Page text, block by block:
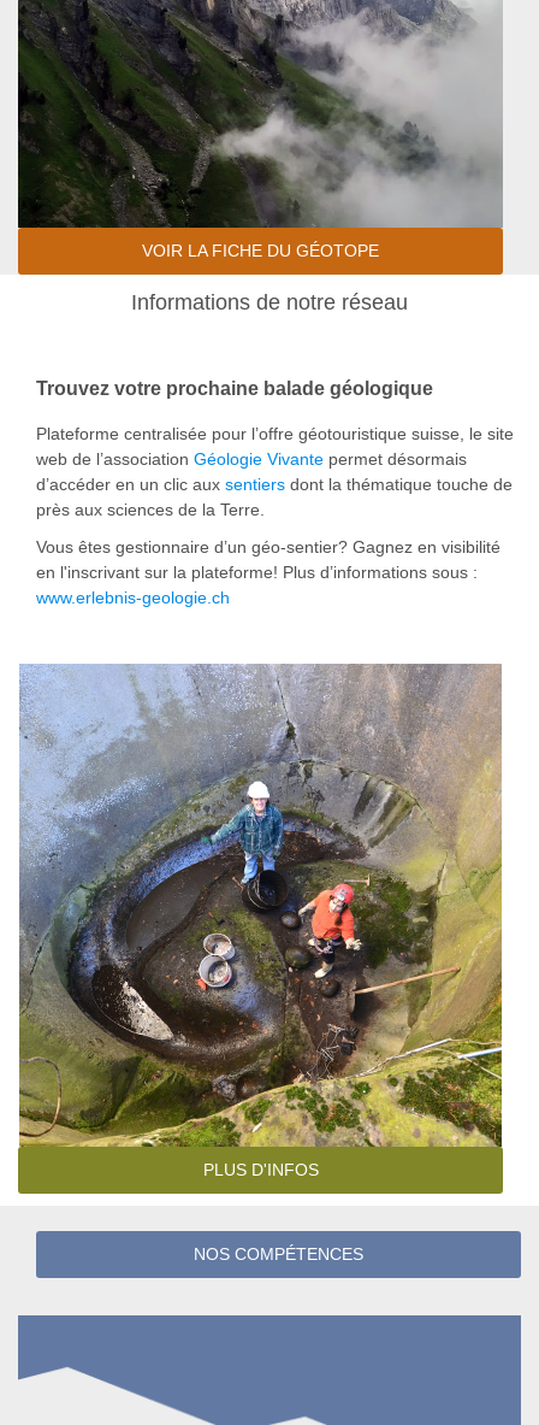
VOIR LA FICHE DU GÉOTOPE
Informations de notre réseau
Trouvez votre prochaine balade géologique
Plateforme centralisée pour l’offre géotouristique suisse, le site
web de l’association Géologie Vivante permet désormais
d’accéder en un clic aux sentiers dont la thématique touche de
près aux sciences de la Terre.
Vous êtes gestionnaire d’un géo-sentier? Gagnez en visibilité
en l'inscrivant sur la plateforme! Plus d’informations sous :
www.erlebnis-geologie.ch
PLUS D'INFOS
NOS COMPÉTENCES